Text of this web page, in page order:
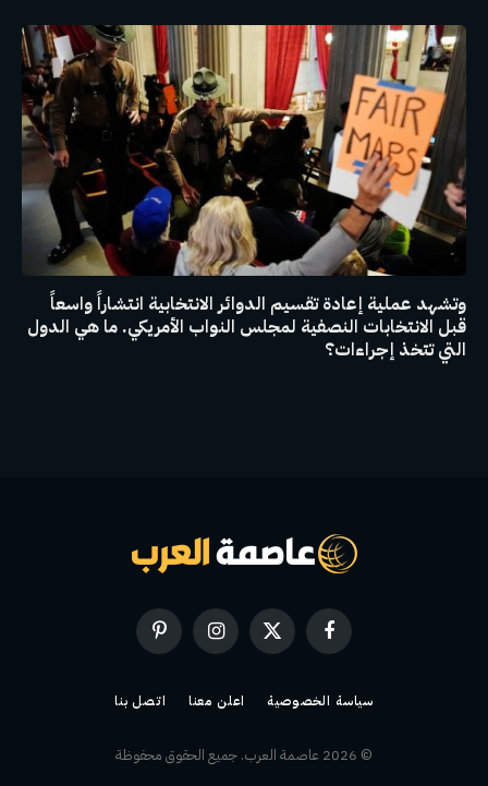
وتشهد عملية إعادة تقسيم الدوائر الانتخابية انتشاراً واسعاً
قبل الانتخابات النصفية لمجلس النواب الأمريكي. ما هي الدول
التي تتخذ إجراءات؟
فيسبوك
X
(Twitter)
الانستغرامبينتيريست
سياسة الخصوصية اعلن معنا اتصل بنا
© 2026 عاصمة العرب. جميع الحقوق محفوظة